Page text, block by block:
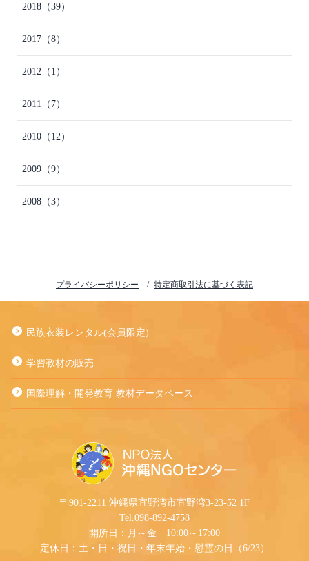
2018 （39）
2017 （8）
2012 （1）
2011 （7）
2010 （12）
2009 （9）
2008 （3）
プライバシーポリシー 特定商取引法に基づく表記
民族衣装レンタル(会員限定)
学習教材の販売
国際理解・開発教育 教材データベース
〒901-2211 沖縄県宜野湾市宜野湾3-23-52 1F
Tel.098-892-4758
開所日：月～金 10:00～17:00
定休日：土・日・祝日・年末年始・慰霊の日（6/23）